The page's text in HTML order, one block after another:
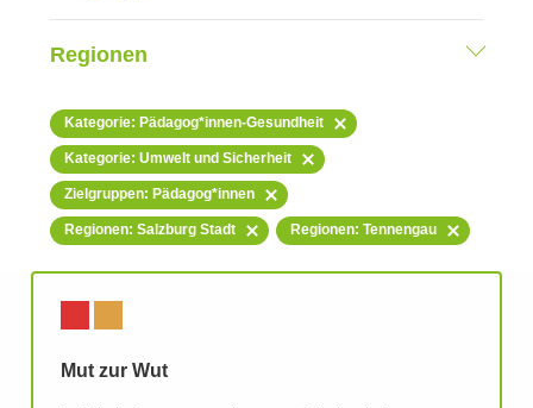
Regionen
Kategorie: Pädagog*innen-Gesundheit
Kategorie: Umwelt und Sicherheit
Zielgruppen: Pädagog*innen
Regionen: Salzburg Stadt Regionen: Tennengau
Mut zur Wut